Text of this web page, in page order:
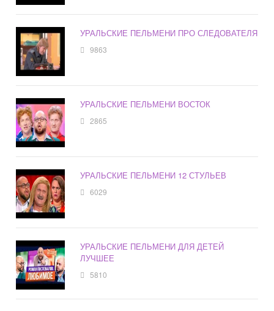
УРАЛЬСКИЕ ПЕЛЬМЕНИ ПРО СЛЕДОВАТЕЛЯ
9863
УРАЛЬСКИЕ ПЕЛЬМЕНИ ВОСТОК
2865
УРАЛЬСКИЕ ПЕЛЬМЕНИ 12 СТУЛЬЕВ
6029
УРАЛЬСКИЕ ПЕЛЬМЕНИ ДЛЯ ДЕТЕЙ
ЛУЧШЕЕ
5810